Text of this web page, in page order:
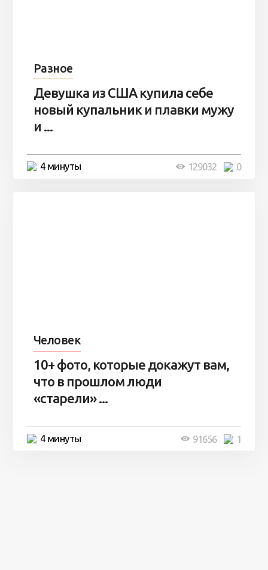
Разное
Девушка из США купила себе
новый купальник и плавки мужу
и ...
4 минуты 0
129032
Человек
10+ фото, которые докажут вам,
что в прошлом люди
«старели» ...
4 минуты 1
91656